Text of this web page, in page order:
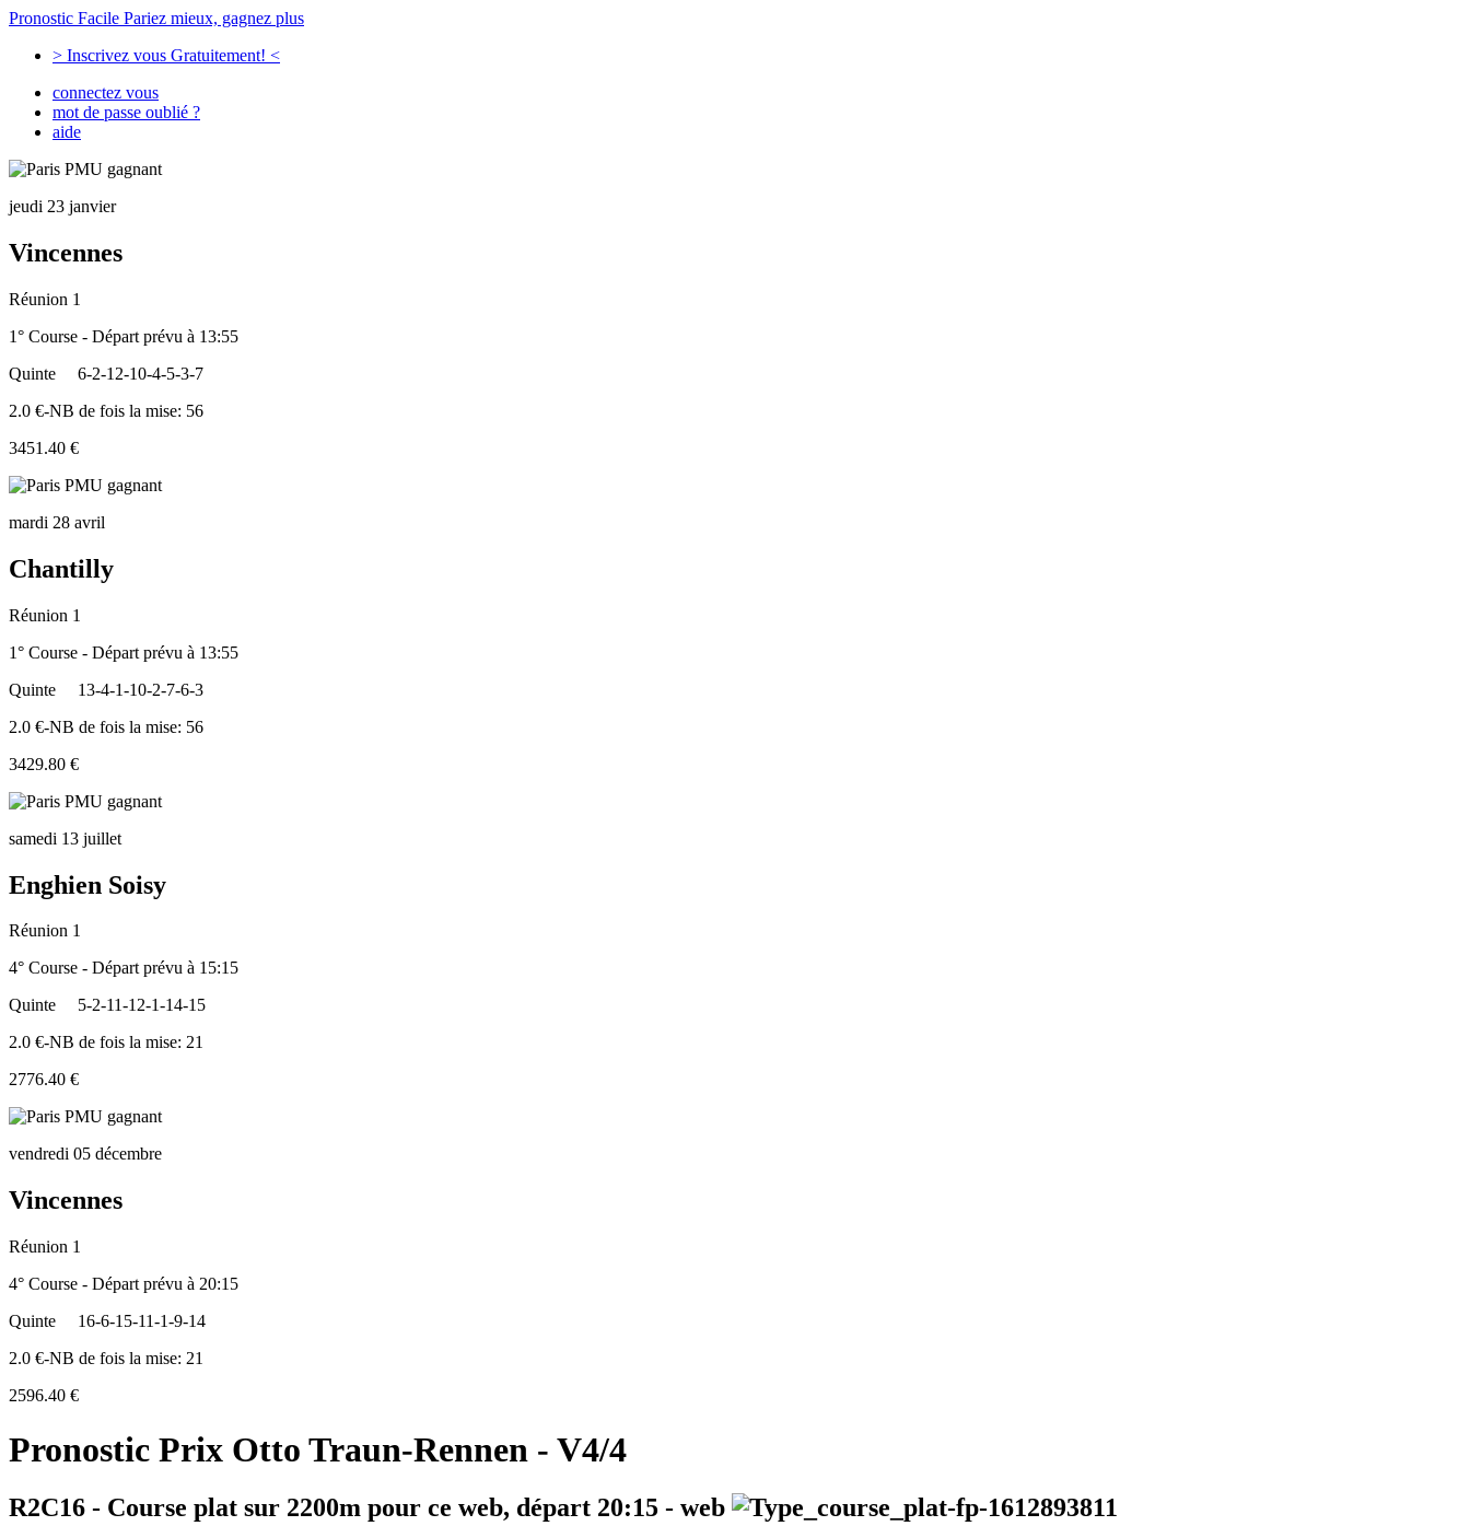
Pronostic Facile Pariez mieux, gagnez plus
> Inscrivez vous Gratuitement! <
connectez vous
mot de passe oublié ?
aide
jeudi 23 janvier
Vincennes
Réunion 1
1° Course - Départ prévu à 13:55
Quinte
6-2-12-10-4-5-3-7
2.0 €-NB de fois la mise: 56
3451.40 €
mardi 28 avril
Chantilly
Réunion 1
1° Course - Départ prévu à 13:55
Quinte
13-4-1-10-2-7-6-3
2.0 €-NB de fois la mise: 56
3429.80 €
samedi 13 juillet
Enghien Soisy
Réunion 1
4° Course - Départ prévu à 15:15
Quinte
5-2-11-12-1-14-15
2.0 €-NB de fois la mise: 21
2776.40 €
vendredi 05 décembre
Vincennes
Réunion 1
4° Course - Départ prévu à 20:15
Quinte
16-6-15-11-1-9-14
2.0 €-NB de fois la mise: 21
2596.40 €
Pronostic Prix Otto Traun-Rennen - V4/4
R2C16 - Course plat sur 2200m pour ce web, départ 20:15 - web